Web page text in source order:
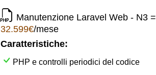
Manutenzione Laravel Web - N3 =
32.599€/mese
Caratteristiche:
PHP e controlli periodici del codice